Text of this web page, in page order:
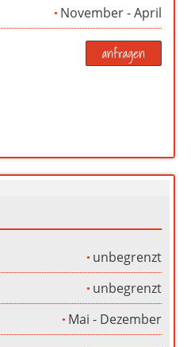
November - April
anfragen
unbegrenzt
unbegrenzt
Mai - Dezember